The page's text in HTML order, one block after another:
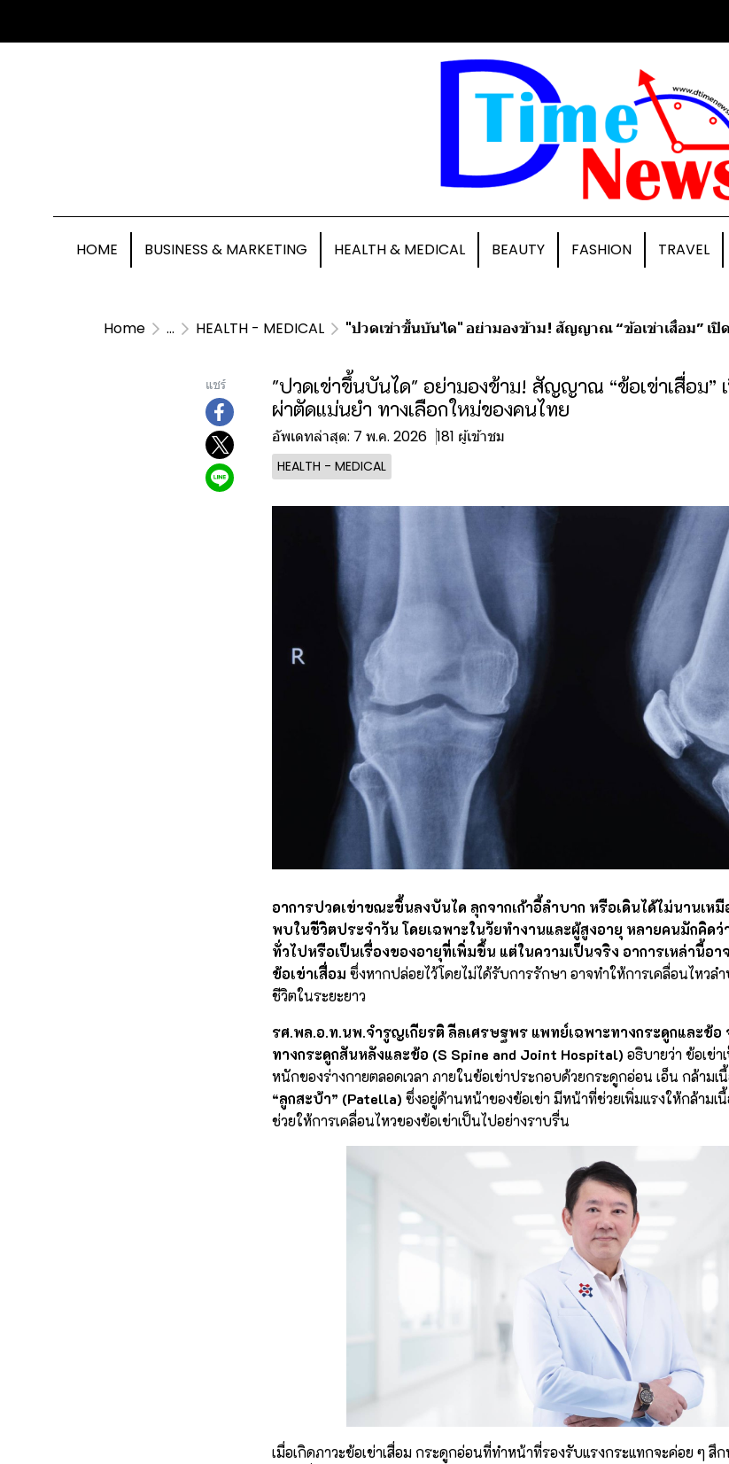
HOME BUSINESS & MARKETING HEALTH & MEDICAL BEAUTY FASHION TRAVEL
Home ... HEALTH - MEDICAL "ปวดเข่าขึ้นบันได" อย่ามองข้าม! สัญญาณ “ข้อเข่าเสื่อม” เปิ
แชร์
"ปวดเข่าขึ้นบันได" อย่ามองข้าม! สัญญาณ “ข้อเข่าเสื่อม”
ผ่าตัดแม่นยำ ทางเลือกใหม่ของคนไทย
อัพเดทล่าสุด: 7 พ.ค. 2026 181 ผู้เข้าชม
HEALTH - MEDICAL
อาการปวดเข่าขณะขึ้นลงบันได ลุกจากเก้าอี้ลำบาก หรือเดินได้ไม่นานเ
พบในชีวิตประจำวัน โดยเฉพาะในวัยทำงานและผู้สูงอายุ หลายคนมักคิดว่
ทั่วไปหรือเป็นเรื่องของอายุที่เพิ่มขึ้น แต่ในความเป็นจริง อาการเหล่านี้
ข้อเข่าเสื่อม ซึ่งหากปล่อยไว้โดยไม่ได้รับการรักษา อาจทำให้การเคลื่อนไหว
ชีวิตในระยะยาว
รศ.พล.อ.ท.นพ.จำรูญเกียรติ ลีลเศรษฐพร แพทย์เฉพาะทางกระดูกและข้อ
ทางกระดูกสันหลังและข้อ (S Spine and Joint Hospital) อธิบายว่า ข้อเข่
หนักของร่างกายตลอดเวลา ภายในข้อเข่าประกอบด้วยกระดูกอ่อน เอ็น กล้าม
“ลูกสะบ้า” (Patella) ซึ่งอยู่ด้านหน้าของข้อเข่า มีหน้าที่ช่วยเพิ่มแรงให้กล้ามเ
ช่วยให้การเคลื่อนไหวของข้อเข่าเป็นไปอย่างราบรื่น
เมื่อเกิดภาวะข้อเข่าเสื่อม กระดูกอ่อนที่ทำหน้าที่รองรับแรงกระแทกจะค่อย ๆ สึ